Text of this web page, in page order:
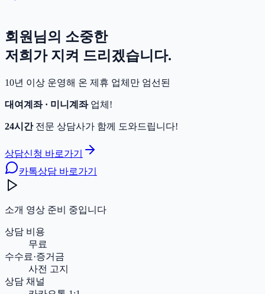
회원님의 소중한
저희가 지켜 드리겠습니다.
10년 이상 운영해 온 제휴 업체만 엄선된
대여계좌 · 미니계좌업체!
24시간전문 상담사가 함께 도와드립니다!
상담신청 바로가기
카톡상담 바로가기
소개 영상 준비 중입니다
상담 비용
무료
수수료·증거금
사전 고지
상담 채널